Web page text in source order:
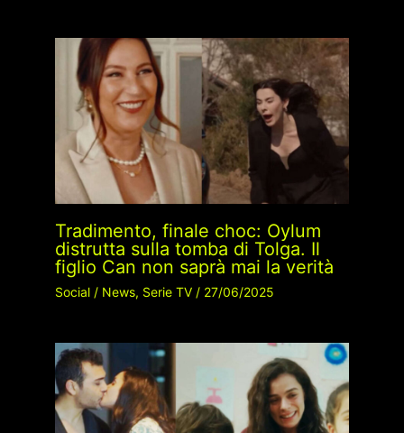
Tradimento, finale choc: Oylum
distrutta sulla tomba di Tolga. Il
figlio Can non saprà mai la verità
Social/ News, Serie TV/ 27/06/2025